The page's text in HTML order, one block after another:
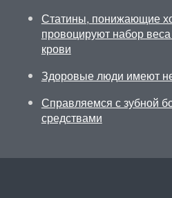
Статины, понижающие
провоцируют набор
крови
Здоровые люди имеют
Справляемся с зубной
средствами